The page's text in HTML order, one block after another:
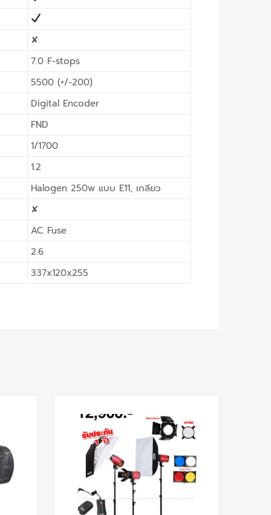
✘
7.0 F-stops
5500 (+/-200)
Digital Encoder
FND
1/1700
1.2
Halogen 250w แบบ E11, เกลียว
✘
AC Fuse
2.6
337x120x255
Add to Wishlist